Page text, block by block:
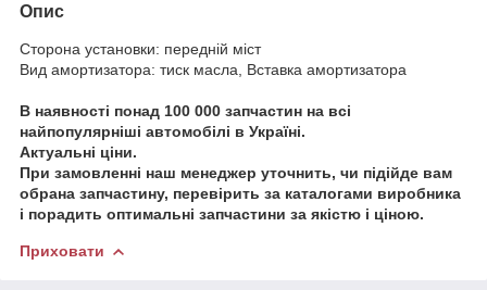
Опис
Сторона установки: передній міст
Вид амортизатора: тиск масла, Вставка амортизатора
В наявності понад 100 000 запчастин на всі
найпопулярніші автомобілі в Україні.
Актуальні ціни.
При замовленні наш менеджер уточнить, чи підійде вам
обрана запчастину, перевірить за каталогами виробника
і порадить оптимальні запчастини за якістю і ціною.
Приховати